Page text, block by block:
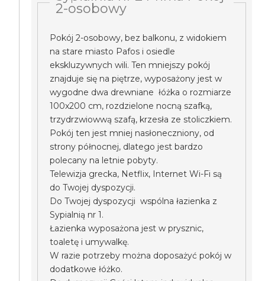
2-osobowy
Pokój 2-osobowy, bez balkonu, z widokiem
na stare miasto Pafos i osiedle
ekskluzywnych wili. Ten mniejszy pokój
znajduje się na piętrze, wyposażony jest w
wygodne dwa drewniane łóżka o rozmiarze
100x200 cm, rozdzielone nocną szafką,
trzydrzwiowwą szafą, krzesła ze stoliczkiem.
Pokój ten jest mniej nasłoneczniony, od
strony północnej, dlatego jest bardzo
polecany na letnie pobyty.
Telewizja grecka, Netflix, Internet Wi-Fi są
do Twojej dyspozycji.
Do Twojej dyspozycji wspólna łazienka z
Sypialnią nr 1.
Łazienka wyposażona jest w prysznic,
toaletę i umywalkę.
W razie potrzeby można doposażyć pokój w
dodatkowe łóżko.